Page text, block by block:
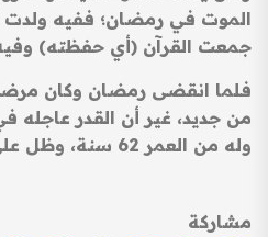
الموت في رمضان؛ ففيه
جمعت القرآن (أي حفظته)
فلما انقضى رمضان وكان
من جديد، غير أن القدر
وله من العمر 62 سنة، وظل على كرسي الحكم 21 عاما.
مشاركة